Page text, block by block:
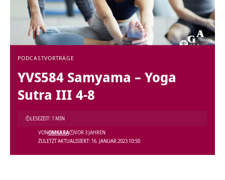
PODCASTVORTRÄGE
YVS584 Samyama – Yoga
Sutra III 4-8
ZULETZT AKTUALISIERT: 16. JANUAR 2023 10:50
VONOMKARA VOR 3 JAHREN
LESEZEIT: 1 MIN